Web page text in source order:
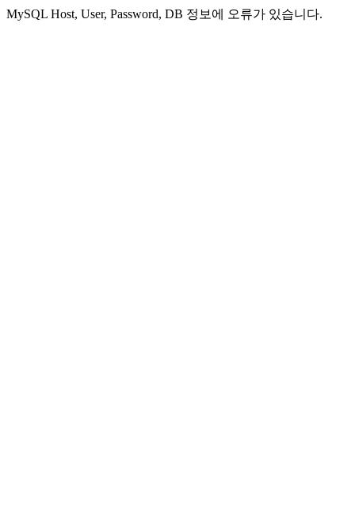
MySQL Host, User, Password, DB 정보에 오류가 있습니다.